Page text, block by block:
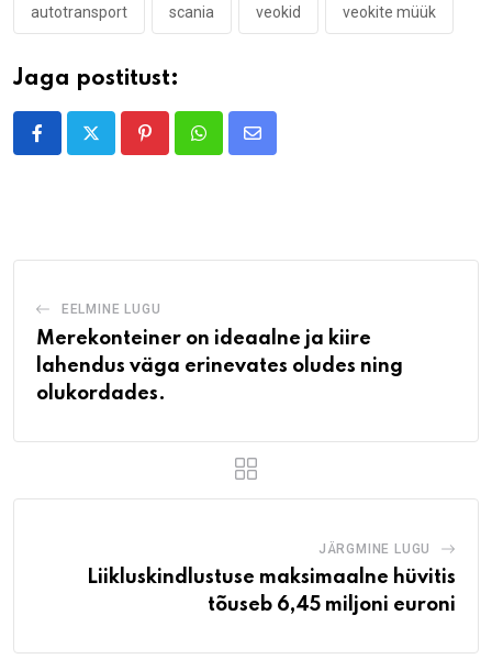
autotransport scania veokid veokite müük
Jaga postitust:
PinterestWhatsappShare
EELMINE LUGU
Merekonteiner on ideaalne ja kiire
lahendus väga erinevates oludes ning
olukordades.
JÄRGMINE LUGU
Liikluskindlustuse maksimaalne hüvitis
tõuseb 6,45 miljoni euroni